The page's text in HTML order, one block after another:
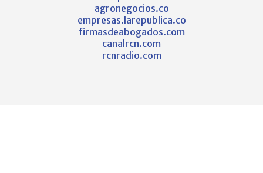
agronegocios.co
empresas.larepublica.co
firmasdeabogados.com
canalrcn.com
rcnradio.com